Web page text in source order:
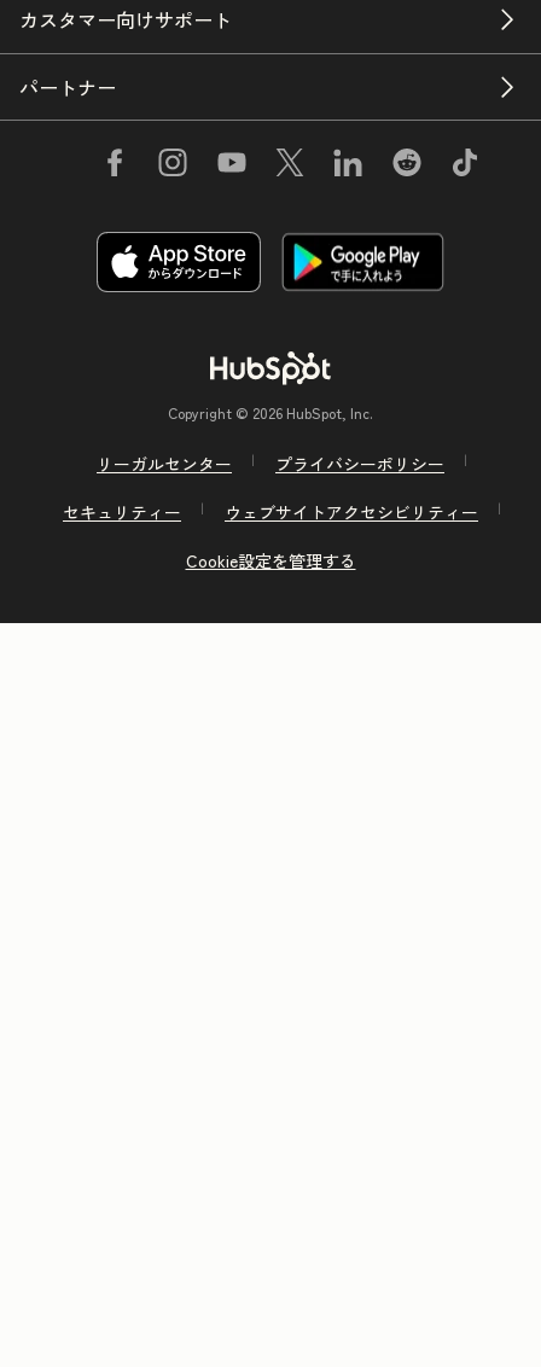
カスタマー向けサポート
パートナー
Copyright © 2026 HubSpot, Inc.
リーガルセンター
プライバシーポリシー
セキュリティー
ウェブサイトアクセシビリティー
Cookie設定を管理する